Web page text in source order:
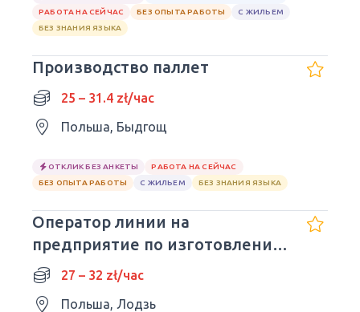
РАБОТА НА СЕЙЧАС
БЕЗ ОПЫТА РАБОТЫ
С ЖИЛЬЕМ
БЕЗ ЗНАНИЯ ЯЗЫКА
Производство паллет
25 – 31.4 zł/час
Польша, Быдгощ
ОТКЛИК БЕЗ АНКЕТЫ
РАБОТА НА СЕЙЧАС
БЕЗ ОПЫТА РАБОТЫ
С ЖИЛЬЕМ БЕЗ ЗНАНИЯ ЯЗЫКА
Оператор линии на
предприятие по изготовлению
сладостей
27 – 32 zł/час
Польша, Лодзь